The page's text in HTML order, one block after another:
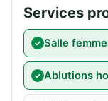
Services
Salle
Ablutions